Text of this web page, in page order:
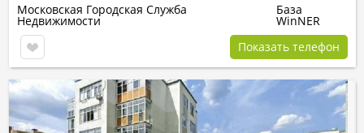
Московская Городская Служба
Недвижимости
База
WinNER
Показать телефон